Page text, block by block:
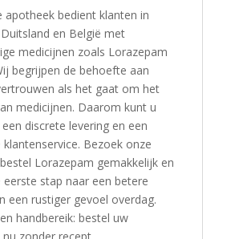
apotheek bedient klanten in
en België met
medicijnen zoals Lorazepam
begrijpen de behoefte aan
als het gaat om het
medicijnen. Daarom kunt u
discrete levering en een
Bezoek onze
Lorazepam gemakkelijk en
eerste stap naar een betere
een rustiger gevoel overdag.
handbereik: bestel uw